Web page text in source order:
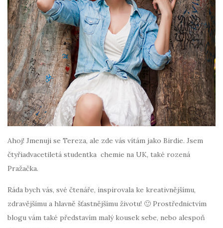
Ahoj! Jmenuji se Tereza, ale zde vás vítám jako Birdie. Jsem
čtyřiadvacetiletá studentka chemie na UK, také rozená
Pražačka.
Ráda bych vás, své čtenáře, inspirovala ke kreativnějšímu,
zdravějšímu a hlavně šťastnějšímu životu! 🙂 Prostřednictvím
blogu vám také představím malý kousek sebe, nebo alespoň